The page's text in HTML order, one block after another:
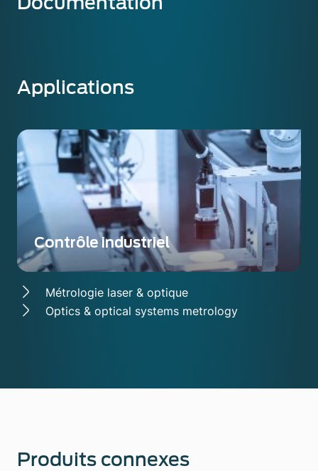
Applications
Contrôle industriel
Métrologie laser & optique
Optics & optical systems metrology
Produits connexes